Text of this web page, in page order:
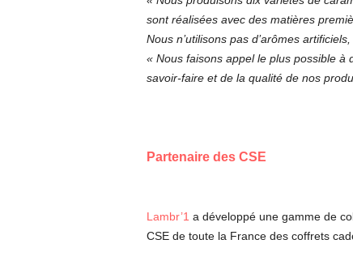
sont réalisées avec des matières
Nous n’utilisons pas d’arômes
« Nous faisons appel le plus possible
savoir-faire et de la qualité de nos
Partenaire des CSE
Lambr’1 a développé une gamme de
CSE de toute la France des coffrets